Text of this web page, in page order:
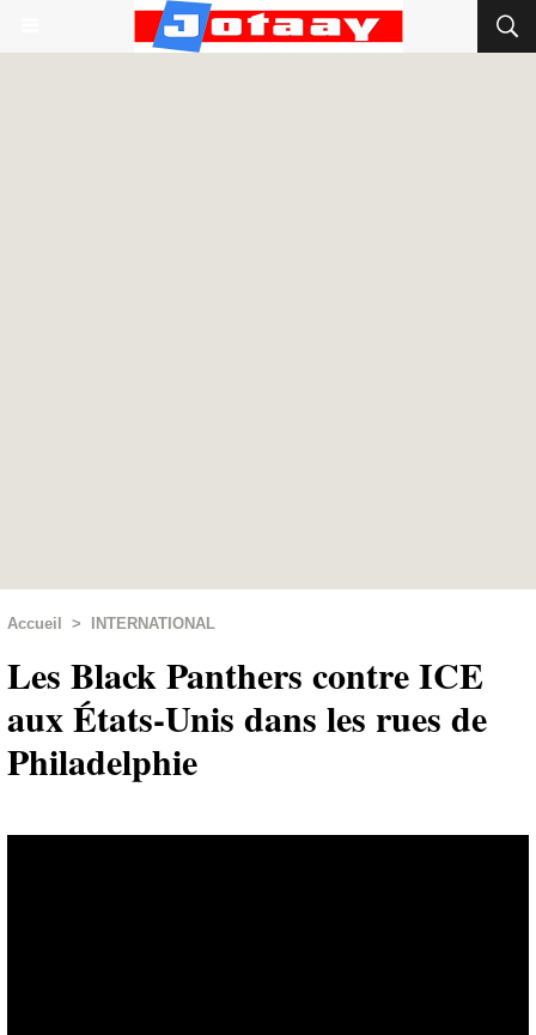
Accueil > INTERNATIONAL
Les Black Panthers contre ICE
aux États-Unis dans les rues de
Philadelphie